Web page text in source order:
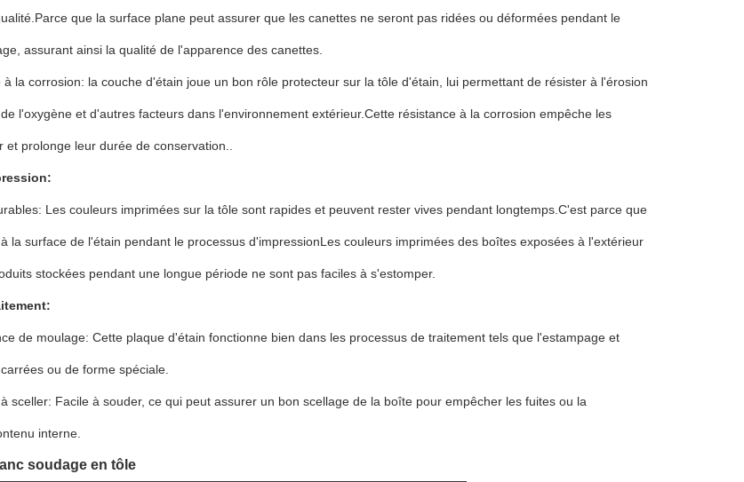
que la surface plane peut assurer que les canettes ne seront pas ridées ou déformées pendant le
assurant ainsi la qualité de l'apparence des canettes.
à la corrosion: la couche d'étain joue un bon rôle protecteur sur la tôle d'étain, lui permettant de résister à l'érosion
l'oxygène et d'autres facteurs dans l'environnement extérieur.Cette résistance à la corrosion empêche les
et prolonge leur durée de conservation..
Les couleurs imprimées sur la tôle sont rapides et peuvent rester vives pendant longtemps.C'est parce que
la surface de l'étain pendant le processus d'impressionLes couleurs imprimées des boîtes exposées à l'extérieur
stockées pendant une longue période ne sont pas faciles à s'estomper.
de moulage: Cette plaque d'étain fonctionne bien dans les processus de traitement tels que l'estampage et
ou de forme spéciale.
sceller: Facile à souder, ce qui peut assurer un bon scellage de la boîte pour empêcher les fuites ou la
interne.
soudage en tôle